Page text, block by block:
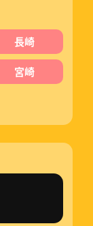
長崎
宮崎